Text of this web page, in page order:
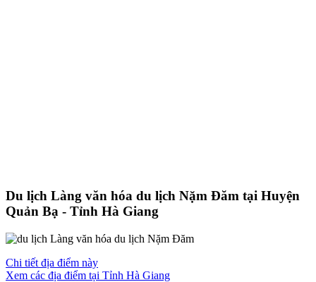
Du lịch Làng văn hóa du lịch Nặm Đăm tại Huyện
Quản Bạ - Tỉnh Hà Giang
Chi tiết địa điểm này
Xem các địa điểm tại Tỉnh Hà Giang